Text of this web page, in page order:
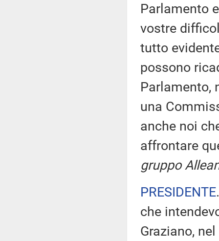
Parlamento
vostre
tutto
possono
Parlamento,
una
anche noi
affrontare
gruppo
PRESIDENTE
che
Graziano,